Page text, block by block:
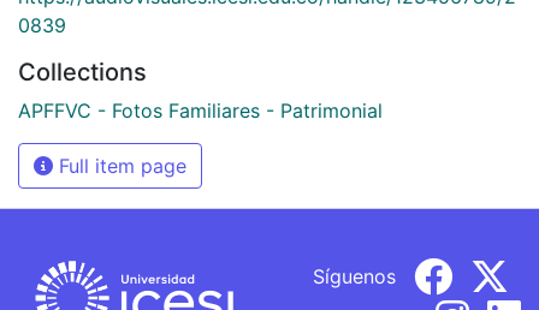
0839
Collections
APFFVC - Fotos Familiares - Patrimonial
Full item page
Síguenos